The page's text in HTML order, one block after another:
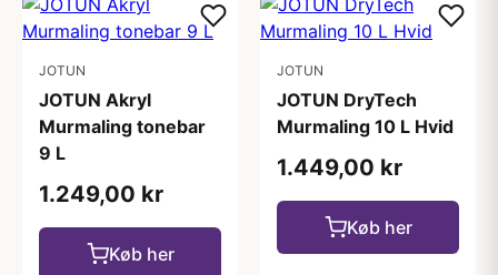
JOTUN
JOTUN Akryl
Murmaling tonebar
9 L
1.249,00 kr
Køb her
JOTUN
JOTUN DryTech
Murmaling 10 L Hvid
1.449,00 kr
Køb her